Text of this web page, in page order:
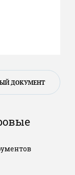
ДОКУМЕНТ